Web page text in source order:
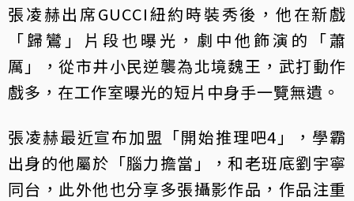
張凌赫出席GUCCI紐約時裝秀後，他在新戲
「歸鸞」片段也曝光，劇中他飾演的「蕭
厲」，從市井小民逆襲為北境魏王，武打動作
戲多，在工作室曝光的短片中身手一覽無遺。
張凌赫最近宣布加盟「開始推理吧4」，學霸
出身的他屬於「腦力擔當」，和老班底劉宇寧
同台，此外他也分享多張攝影作品，作品注重